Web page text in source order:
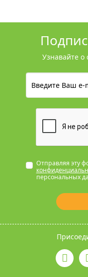
Узнавайте
Введите Ваш
Отправляя эту
персональных